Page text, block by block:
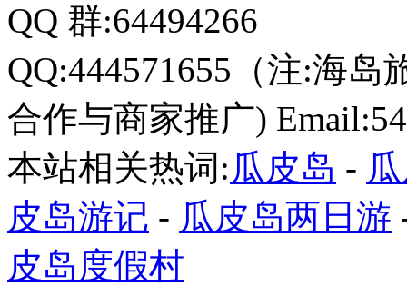
QQ 群:64494266
QQ:444571655（注:海岛
合作与商家推广)
本站相关热词:瓜皮岛 -
皮岛游记 - 瓜皮岛两日游
皮岛度假村